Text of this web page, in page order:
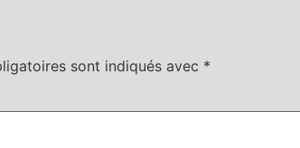
sont indiqués avec *